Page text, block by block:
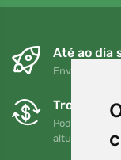
Até ao dia
Envio gratuito
Trocas e
Pode
altura no